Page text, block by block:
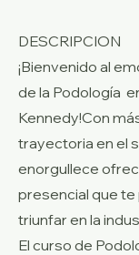
DESCRIPCION
¡Bienvenido al
de la Podología
Kennedy!Con
trayectoria en el
enorgullece
presencial que
triunfar en la
El curso de